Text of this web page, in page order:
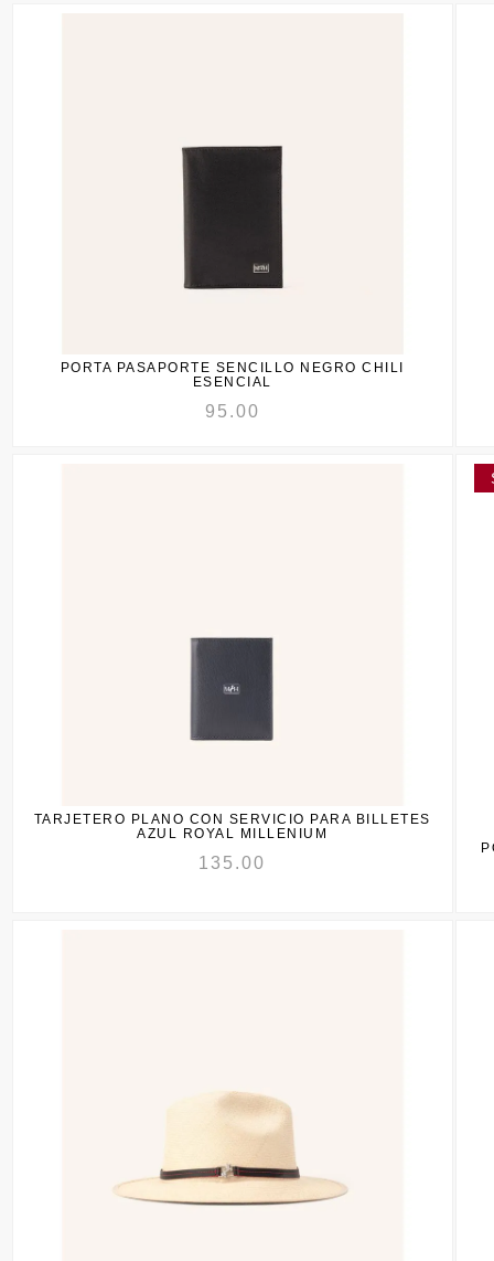
PORTA PASAPORTE SENCILLO NEGRO CHILI
ESENCIAL
95.00
TARJETERO PLANO CON SERVICIO PARA BILLETES
AZUL ROYAL MILLENIUM
135.00